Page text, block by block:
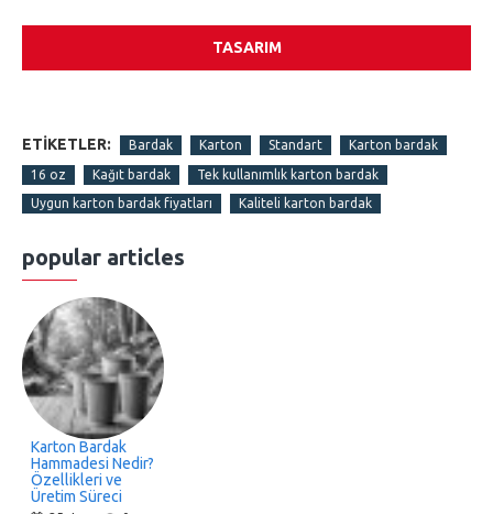
TASARIM
ETIKETLER: Bardak Karton Standart Karton bardak
16 oz Kağıt bardak
Tek kullanımlık karton bardak
Uygun karton bardak fiyatları
Kaliteli karton bardak
popular articles
Karton Bardak
Hammadesi Nedir?
Özellikleri ve
Üretim Süreci